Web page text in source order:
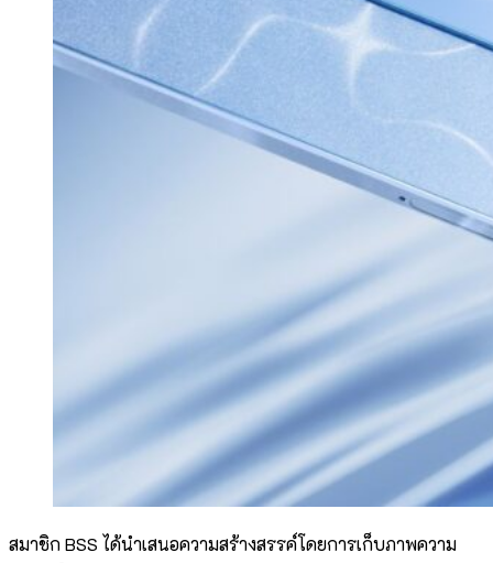
สมาชิก BSS ได้นำเสนอความสร้างสรรค์โดยการเก็บภาพความ